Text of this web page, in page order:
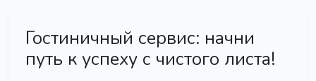
Гостиничный сервис: начни
путь к успеху с чистого листа!